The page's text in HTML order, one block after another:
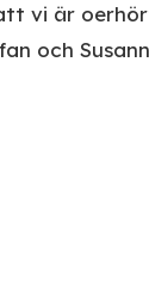
vi är
och